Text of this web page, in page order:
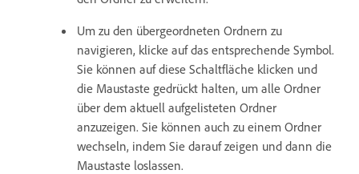
Um zu den übergeordneten Ordnern zu
navigieren, klicke auf das entsprechende Symbol.
Sie können auf diese Schaltfläche klicken und
die Maustaste gedrückt halten, um alle Ordner
über dem aktuell aufgelisteten Ordner
anzuzeigen. Sie können auch zu einem Ordner
wechseln, indem Sie darauf zeigen und dann die
Maustaste loslassen.